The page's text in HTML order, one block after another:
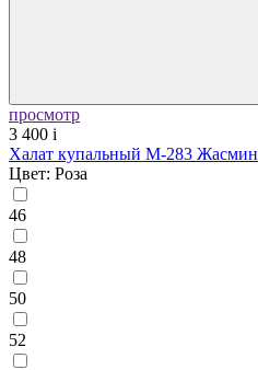
просмотр
3 400 i
Халат купальный М-283 Жасмин
Цвет: Роза
46
48
50
52